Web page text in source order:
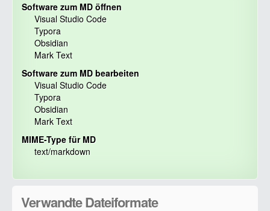
Software zum MD öffnen
Visual Studio Code
Typora
Obsidian
Mark Text
Software zum MD bearbeiten
Visual Studio Code
Typora
Obsidian
Mark Text
MIME-Type für MD
text/markdown
Verwandte Dateiformate